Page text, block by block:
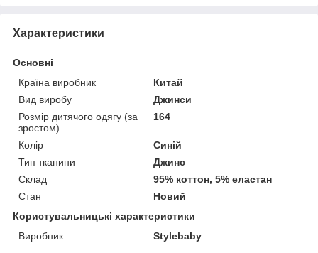
Характеристики
Основні
Країна виробник
Китай
Вид виробу
Джинси
Розмір дитячого одягу (за
зростом)
164
Колір
Синій
Тип тканини
Джинс
Склад
95% коттон, 5% еластан
Стан
Новий
Користувальницькі характеристики
Виробник
Stylebaby